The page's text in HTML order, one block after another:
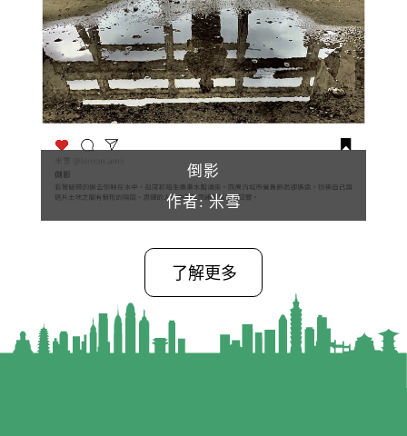
倒影
作者: 米雪
了解更多